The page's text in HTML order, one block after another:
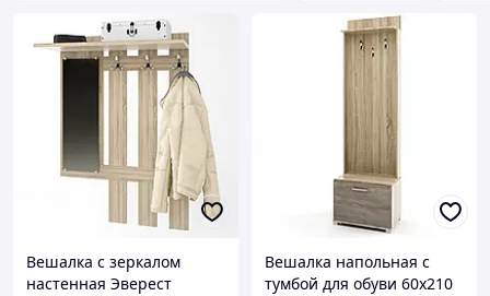
Вешалка с зеркалом
настенная Эверест
Вешалка напольная с
тумбой для обуви 60х210